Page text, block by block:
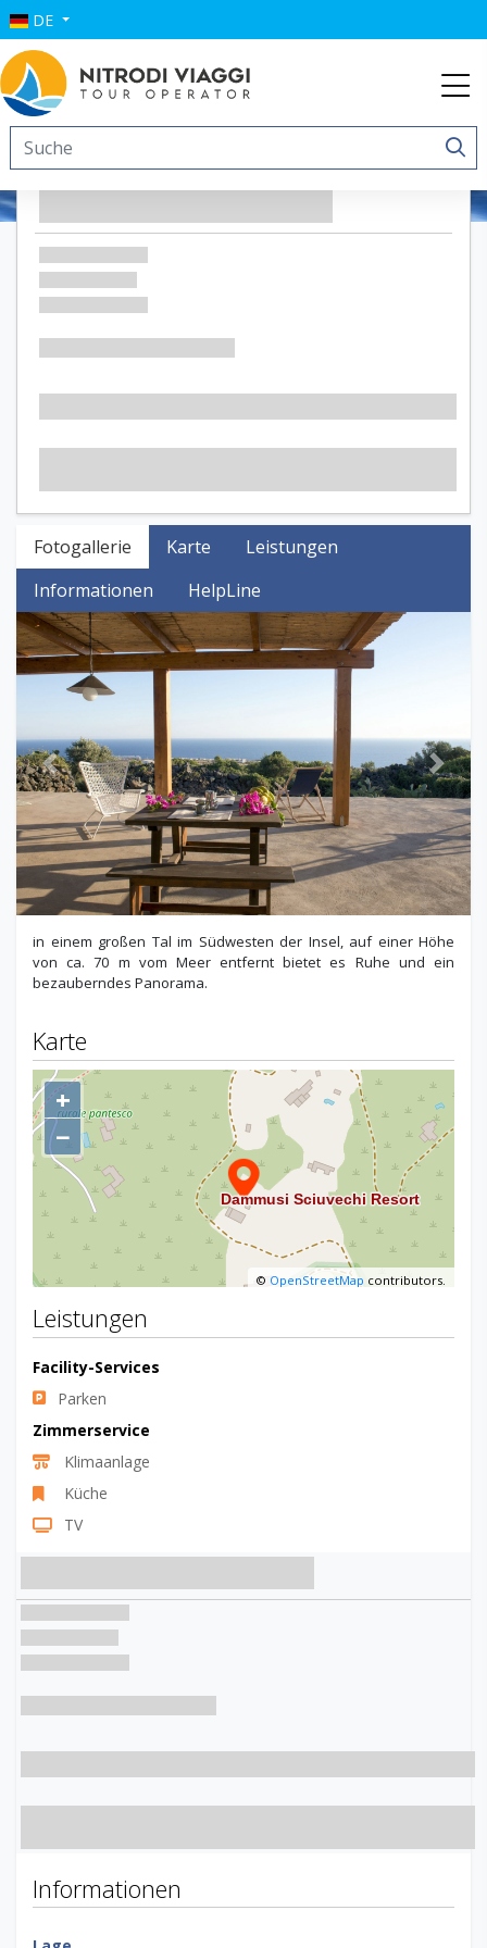
DE
Dammusi Sciuvechi Resort
Fotogallerie Karte
Leistungen
Informationen
HelpLine
Previous Next
in einem großen Tal im Südwesten der Insel, auf einer Höhe
von ca. 70 m vom Meer entfernt bietet es Ruhe und ein
bezauberndes Panorama.
Karte
+
−
© OpenStreetMap contributors.
Leistungen
Facility-Services
Parken
Zimmerservice
Klimaanlage
Küche
TV
Informationen